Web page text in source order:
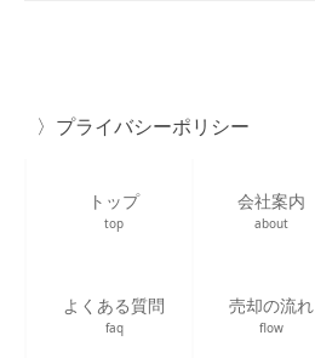
プライバシーポリシー
トップ
top
会社案内
about
よくある質問
faq
売却の流れ
flow